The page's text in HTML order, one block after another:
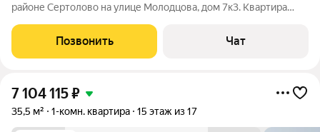
районе Сертолово на улице Молодцова, дом 7к3. Квартира
2007 году. Общая площадь квартиры составляет 48.5 кв. м, из
которых жилая
Позвонить Чат
7 104 115₽
35,5 м² 1-комн. квартира 15 этаж из 17